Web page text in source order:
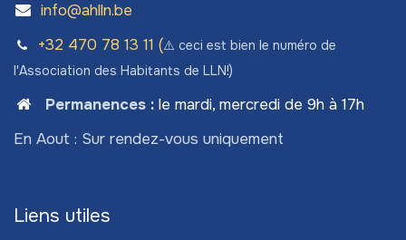
info@ahlln.be
+32 470 78​ 13 11 (⚠️ ceci est bien le numéro de
l'Association des Habitants de LLN!)
Permanences: le mardi, mercredi de 9h à 17h
En Aout : Sur rendez-vous uniquement
Liens utiles